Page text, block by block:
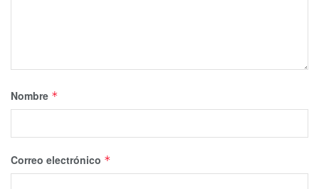
Nombre *
Correo electrónico *